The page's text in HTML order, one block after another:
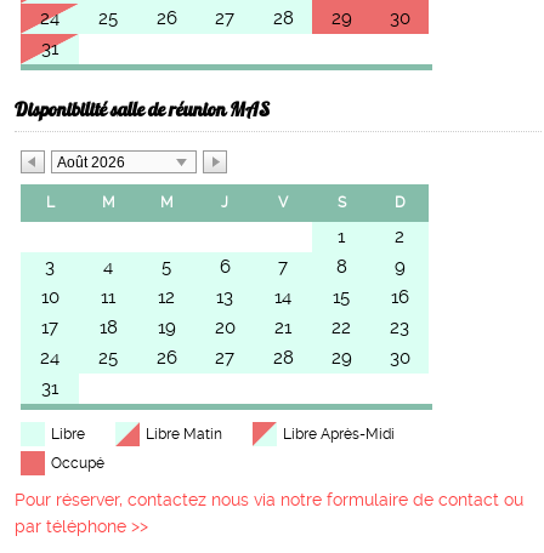
24
25 26 27 28 29
30
31
Disponibilité salle de réunion MAS
Août 2026
L M M J V S D
1
2
3
4 5 6 7 8
9
10
11 12 13 14 15
16
17
18 19 20 21 22
23
24
25 26 27 28 29
30
31
Libre Libre Matin
Libre Après-Midi
Occupé
Pour réserver, contactez nous via notre formulaire de contact ou
par téléphone >>